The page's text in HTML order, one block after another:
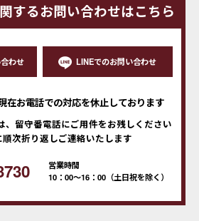
するお問い合わせはこちら
わせ LINEでのお問い合わせ
在お電話での対応を休止しております
、留守番電話にご用件をお残しください
次折り返しご連絡いたします
営業時間
10：00～16：00（土日祝を除く）